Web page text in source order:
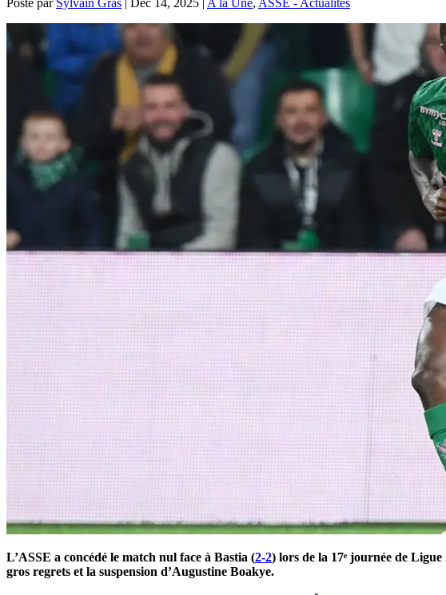
L’ASSE a concédé le match nul face à Bastia (2-2) lors de la 17ᵉ journée de
gros regrets et la suspension d’Augustine Boakye.